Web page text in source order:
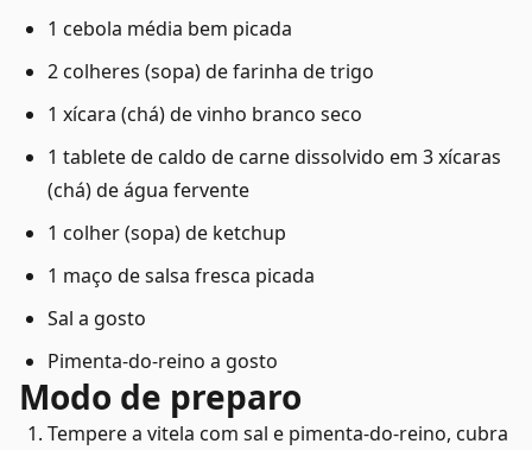
1 cebola média bem picada
2 colheres (sopa) de farinha de trigo
1 xícara (chá) de vinho branco seco
1 tablete de caldo de carne dissolvido em 3 xícaras
(chá) de água fervente
1 colher (sopa) de ketchup
1 maço de salsa fresca picada
Sal a gosto
Pimenta-do-reino a gosto
Modo de preparo
Tempere a vitela com sal e pimenta-do-reino, cubra